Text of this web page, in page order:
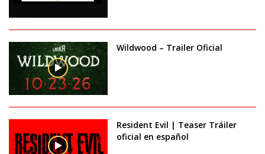
Wildwood – Trailer Oficial
Resident Evil | Teaser Tráiler
oficial en español